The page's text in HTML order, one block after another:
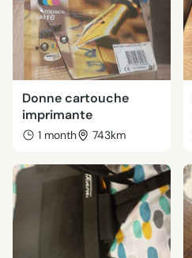
Donne cartouche
imprimante
1 month 743km